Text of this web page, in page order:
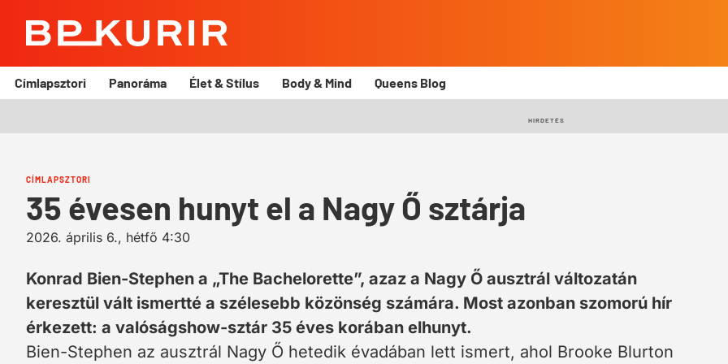
Kurír
Címlapsztori Panoráma Élet & Stílus Body & Mind Queens Blog
HIRDETÉS
CÍMLAPSZTORI
35 évesen hunyt el a Nagy Ő sztárja
2026. április 6., hétfő 4:30
Konrad Bien-Stephen a „The Bachelorette”, azaz a Nagy Ő ausztrál változatán
keresztül vált ismertté a szélesebb közönség számára. Most azonban szomorú hír
érkezett: a valóságshow-sztár 35 éves korában elhunyt.
Bien-Stephen az ausztrál Nagy Ő hetedik évadában lett ismert, ahol Brooke Blurton